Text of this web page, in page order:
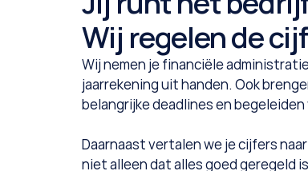
Wij regelen de
Wij nemen je financiële
jaarrekening uit handen. Ook
belangrijke deadlines en
Daarnaast vertalen we je cijfers
niet alleen dat alles goed geregeld